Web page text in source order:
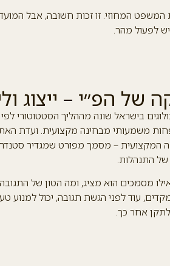
המחוזי. זו זכות חשובה, אבל
לפעול מהר.
הפ״י – ייצוג
בישראל שונה מההליך הסטטוטורי
משמעותי מבחינה מקצועית. ועדת
המקצועית – מסמך מפורט שמגדיר
של התנהלות.
מסמכים הוא מציג, ומה הטון של
עוד לפני הגשת תגובה, יכול למנוע
אחר כך.